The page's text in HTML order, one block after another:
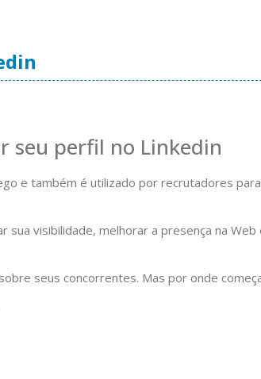
seu perfil no Linkedin
e também é utilizado por recrutadores para
visibilidade, melhorar a presença na Web
seus concorrentes. Mas por onde